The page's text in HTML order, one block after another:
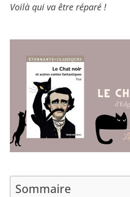
Voilà qui va être réparé !
Sommaire